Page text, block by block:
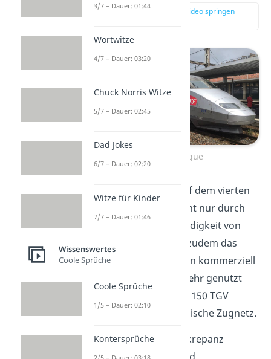
zur Stelle im Video springen
TGV Atlantique
Der TGV Atlantique auf dem vierten
Platz zeichnet sich nicht nur durch
seine Höchstgeschwindigkeit von
aus. Er ist zudem das
erste Modell, das schon kommerziell
Personenverkehr genutzt
wird. Aktuell befahren 150 TGV
Atlantique das französische Zugnetz.
Interessant ist die Diskrepanz
zwischenTestfahrt
und
3/7 – Dauer: 01:44
Wortwitze
4/7 – Dauer: 03:20
Chuck Norris Witze
5/7 – Dauer: 02:45
Dad Jokes
6/7 – Dauer: 02:20
Witze für Kinder
7/7 – Dauer: 01:46
Wissenswertes
Coole Sprüche
Coole Sprüche
1/5 – Dauer: 02:10
Kontersprüche